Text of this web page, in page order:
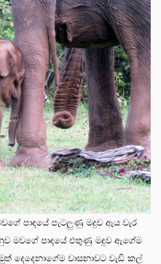
පාදයේ පැටලුණු මදුව ඇය වැර
මවගේ පාදයේ එතුණු මදුව ඇගේම
දෙදෙනාගේම වාසනාවට වැඩි කල්